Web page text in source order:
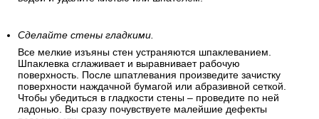
На поверхности стен не должно быть никаких посторонних
предметов (кронштейнов, креплений, гвоздей). Если в
помещении были поклеены старые обои, то смочите их
водой и удалите кистью или шпателем.
Сделайте стены гладкими.